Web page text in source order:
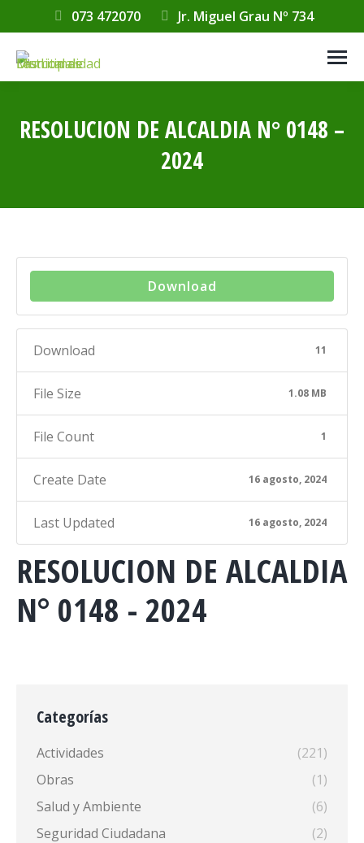
073 472070 Jr. Miguel Grau Nº 734
RESOLUCION DE ALCALDIA N° 0148 –
2024
Download
Download 11
File Size 1.08 MB
File Count 1
Create Date 16 agosto, 2024
Last Updated 16 agosto, 2024
RESOLUCION DE ALCALDIA
N° 0148 - 2024
Categorías
Actividades
(221)
Obras
(1)
Salud y Ambiente
(6)
Seguridad Ciudadana
(2)